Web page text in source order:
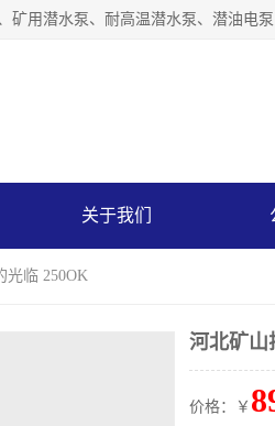
关于我们
光临 250OK
河北矿山
价格：￥